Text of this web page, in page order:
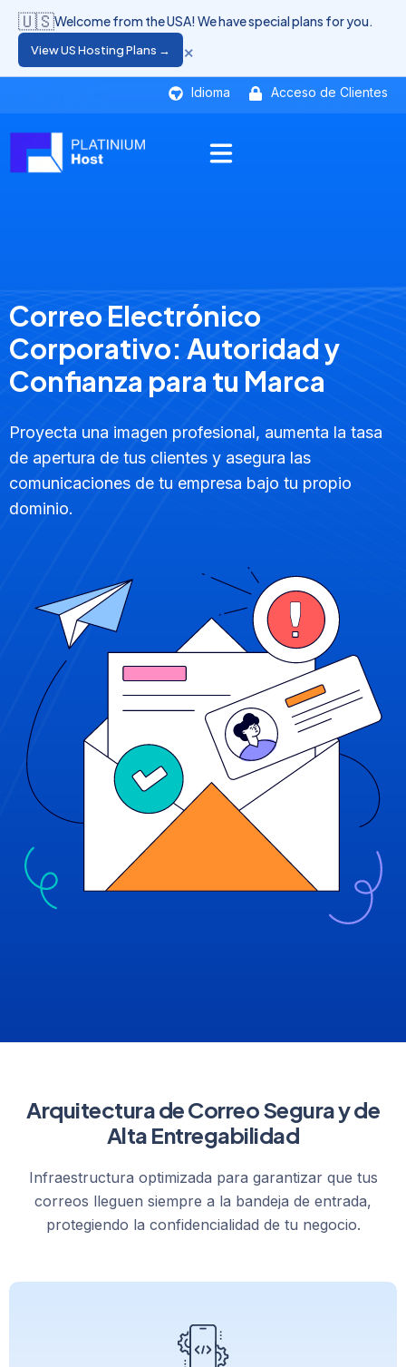
Idioma Acceso de Clientes
🇺🇸Welcome from the USA! We have special plans for you.
View US Hosting Plans → ×
Correo Electrónico
Corporativo: Autoridad y
Confianza para tu Marca
Proyecta una imagen profesional, aumenta la tasa
de apertura de tus clientes y asegura las
comunicaciones de tu empresa bajo tu propio
dominio.
Arquitectura de Correo Segura y de
Alta Entregabilidad
Infraestructura optimizada para garantizar que tus
correos lleguen siempre a la bandeja de entrada,
protegiendo la confidencialidad de tu negocio.